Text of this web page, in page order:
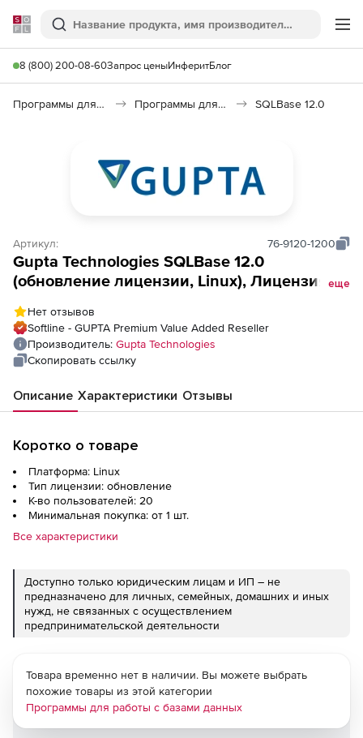
Softline
Поиск
8 (800) 200-08-60Запрос ценыИнферитБлог
Программы для программирования Программы для работы с базами данных SQLBase 12.0
Артикул: 76-9120-1200
Gupta Technologies SQLBase 12.0
(обновление лицензии, Linux), Лицензия
еще
Нет отзывов
Softline - GUPTA Premium Value Added Reseller
Производитель: Gupta Technologies
Скопировать ссылку
Описание Характеристики Отзывы
Коротко о товаре
Платформа: Linux
Тип лицензии: обновление
К-во пользователей: 20
Минимальная покупка: от 1 шт.
Все характеристики
Доступно только юридическим лицам и ИП – не
предназначено для личных, семейных, домашних и иных
нужд, не связанных с осуществлением
предпринимательской деятельности
Товара временно нет в наличии. Вы можете выбрать
похожие товары из этой категории
Программы для работы с базами данных